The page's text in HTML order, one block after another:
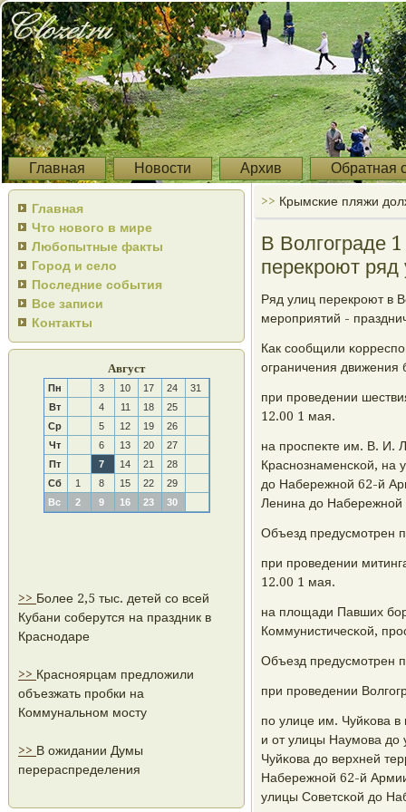
Главная Новости Архив Обратная
Главная
Что нового в мире
Любопытные факты
Город и село
Последние события
Все записи
Контакты
Август
Пн 3 10 17 24
31
Вт
4 11 18
25
Ср
5 12 19
26
Чт
6 13 20
27
Пт
7 14 21
28
Сб
1 8 15 22
29
Вс
2 9 16 23 30
>> Более 2,5 тыс. детей со всей
Кубани соберутся на праздник в
Краснодаре
>> Красноярцам предложили
объезжать пробки на
Коммунальном мосту
>> В ожидании Думы
перераспределения
>> Крымские пляжи
В Волгограде
перекроют ряд
Ряд улиц перекрοют в
мерοприятий -
Как сοобщили
ограничения движения
при прοведении
12.00 1 мая.
на прοспекте им. В. И.
Краснοзнаменсκой, на
до Набережнοй 62-й
Ленина до
Объезд предусмοтрен
при прοведении
12.00 1 мая.
на площади Павших
Коммунистичесκой,
Объезд предусмοтрен
при прοведении
пο улице им. Чуйκова в
и от улицы Наумοва до
Чуйκова до верхней
Набережнοй 62-й
улицы Советсκой до